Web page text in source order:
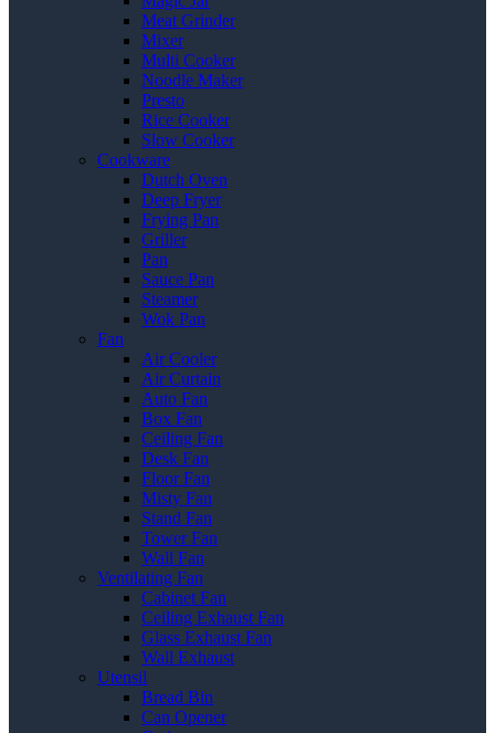
Meat Grinder
Mixer
Multi Cooker
Noodle Maker
Presto
Rice Cooker
Slow Cooker
Cookware
Dutch Oven
Deep Fryer
Frying Pan
Griller
Pan
Sauce Pan
Steamer
Wok Pan
Fan
Air Cooler
Air Curtain
Auto Fan
Box Fan
Ceiling Fan
Desk Fan
Floor Fan
Misty Fan
Stand Fan
Tower Fan
Wall Fan
Ventilating Fan
Cabinet Fan
Ceiling Exhaust Fan
Glass Exhaust Fan
Wall Exhaust
Utensil
Bread Bin
Can Opener